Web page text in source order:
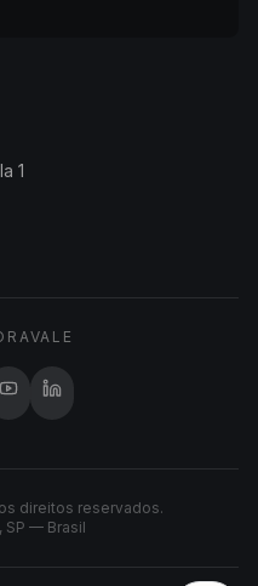
1
direitos reservados.
SP — Brasil